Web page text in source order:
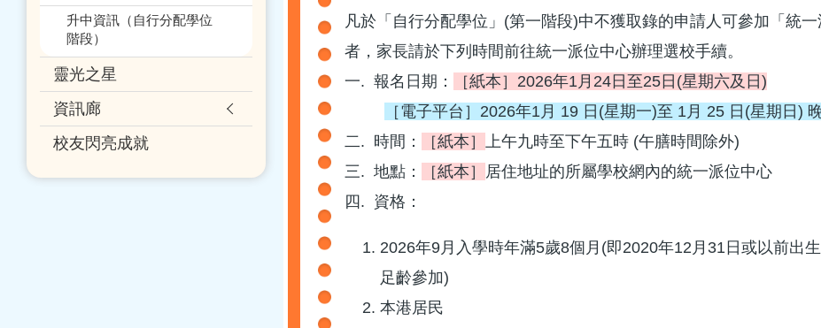
凡於「自行分配學位」(第一階段)中不獲取錄的申請人可參加「統
者，家長請於下列時間前往統一派位中心辦理選校手續。
一. 報名日期：
［紙本］2026年1月24日至25日(星期六及日)
［電子平台］2026年1月 19 日(星期一)至 1月 25 日(星期日)
二. 時間：
［紙本］上午九時至下午五時 (午膳時間除外)
​三. 地點：
［紙本］ 居住地址的所屬學校網內的統一派位中心
​四. 資格：
2026年9月入學時年滿5歲8個月(即2020年12月31日或以前出
足齡參加)
本港居民
升中資訊（自行分配學位
階段）
靈光之星
資訊廊
校友閃亮成就